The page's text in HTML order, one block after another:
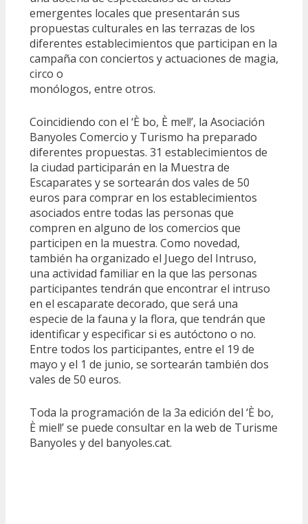
emergentes locales que presentarán sus
propuestas culturales en las terrazas de los
diferentes establecimientos que participan en la
campaña con conciertos y actuaciones de magia,
circo o
monólogos, entre otros.
Coincidiendo con el ‘È bo, È mel!’, la Asociación
Banyoles Comercio y Turismo ha preparado
diferentes propuestas. 31 establecimientos de
la ciudad participarán en la Muestra de
Escaparates y se sortearán dos vales de 50
euros para comprar en los establecimientos
asociados entre todas las personas que
compren en alguno de los comercios que
participen en la muestra. Como novedad,
también ha organizado el Juego del Intruso,
una actividad familiar en la que las personas
participantes tendrán que encontrar el intruso
en el escaparate decorado, que será una
especie de la fauna y la flora, que tendrán que
identificar y especificar si es autóctono o no.
Entre todos los participantes, entre el 19 de
mayo y el 1 de junio, se sortearán también dos
vales de 50 euros.
Toda la programación de la 3a edición del ‘È bo,
È miel!’ se puede consultar en la web de Turisme
Banyoles y del banyoles.cat.